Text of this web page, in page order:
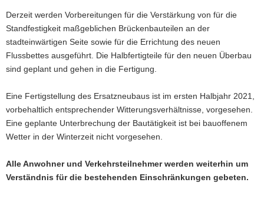
Derzeit werden Vorbereitungen für die Verstärkung von für die
Standfestigkeit maßgeblichen Brückenbauteilen an der
stadteinwärtigen Seite sowie für die Errichtung des neuen
Flussbettes ausgeführt. Die Halbfertigteile für den neuen Überbau
sind geplant und gehen in die Fertigung.
Eine Fertigstellung des Ersatzneubaus ist im ersten Halbjahr 2021,
vorbehaltlich entsprechender Witterungsverhältnisse, vorgesehen.
Eine geplante Unterbrechung der Bautätigkeit ist bei bauoffenem
Wetter in der Winterzeit nicht vorgesehen.
Alle Anwohner und Verkehrsteilnehmer werden weiterhin um
Verständnis für die bestehenden Einschränkungen gebeten.